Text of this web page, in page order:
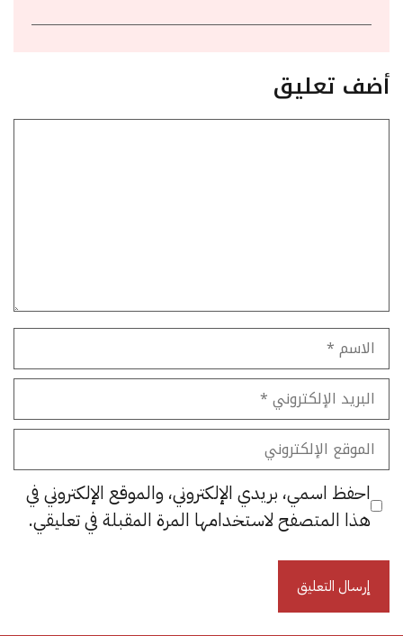
أضف تعليق
الاسم
البريد
الإلكتروني
الموقع
الإلكتروني
احفظ اسمي، بريدي الإلكتروني، والموقع الإلكتروني في
هذا المتصفح لاستخدامها المرة المقبلة في تعليقي.